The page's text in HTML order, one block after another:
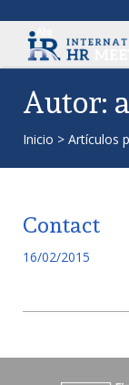
Autor:
Inicio > Artículos
Contact
16/02/2015